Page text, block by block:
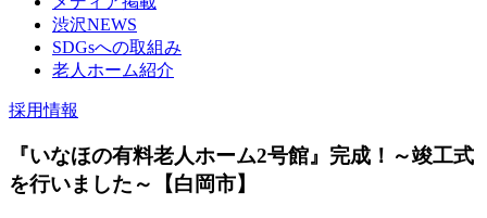
渋沢NEWS
SDGsへの取組み
老人ホーム紹介
採用情報
『いなほの有料老人ホーム2号館』完成！～竣工式
を行いました～【白岡市】